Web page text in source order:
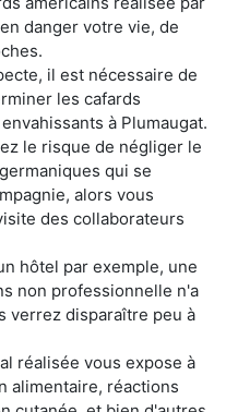
danger votre vie, de
il est nécessaire de
les cafards
à Plumaugat.
le risque de négliger le
qui se
alors vous
des collaborateurs
hôtel par exemple, une
non professionnelle n'a
verrez disparaître peu à
réalisée vous expose à
alimentaire, réactions